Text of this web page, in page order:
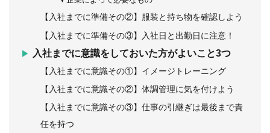
【入社までに準備その②】服装と持ち物を確認しよう
【入社までに準備その③】入社日と出勤日に注意！
入社までに意識をしておいた方がよいこと3つ
【入社までに意識その①】イメージトレーニング
【入社までに意識その②】体調管理に気を付けよう
【入社までに意識その③】仕事の引継ぎは最後まで責
任を持つ